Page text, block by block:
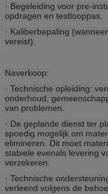
· Begeleiding voor pre-
opdragen en testlooppas.
· Kaliberbepaling
vereist).
Naverkoop:
· Technische opleiding:
onderhoud,
van problemen.
· De geplande dienst ter
spoedig mogelijk om
elimineren. Dit moet
stabiele evenals levering
verzekeren.
· Technische
verleend volgens de